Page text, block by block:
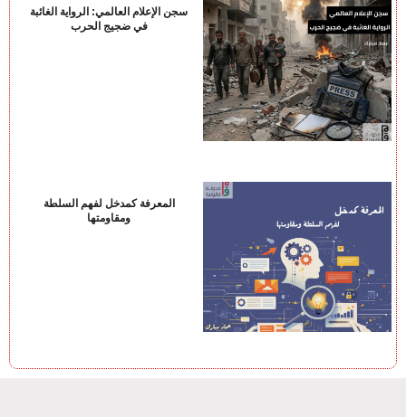
سجن الإعلام العالمي: الرواية الغائبة
في ضجيج الحرب
المعرفة كمدخل لفهم السلطة
ومقاومتها